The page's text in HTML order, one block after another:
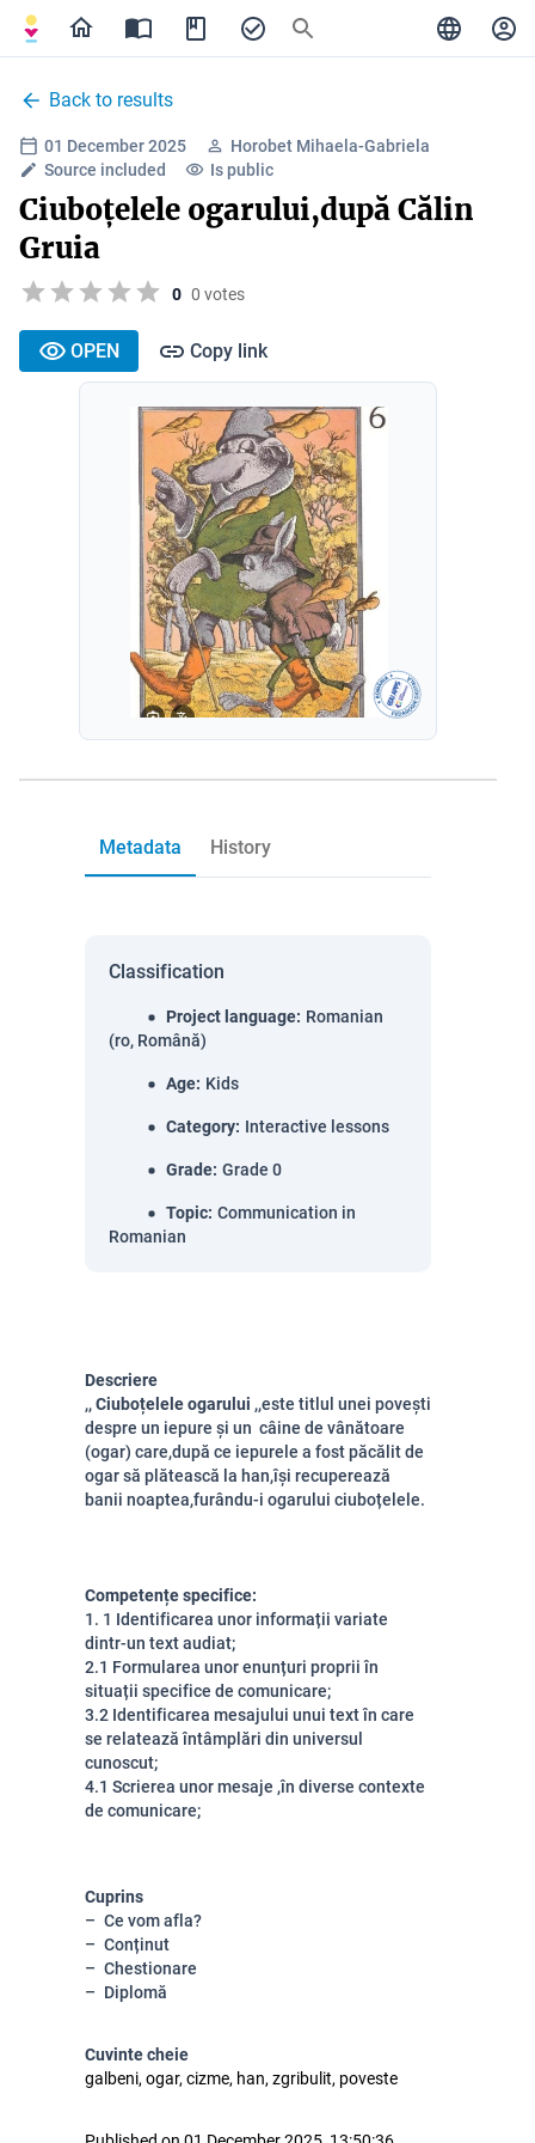
Back to results
01 December 2025
Horobet Mihaela-Gabriela
Source included
Is public
Ciuboțelele ogarului,după Călin
Gruia
0 0 votes
OPEN Copy link
Metadata History
Classification
Project language: Romanian
(ro, Română)
Age: Kids
Category: Interactive lessons
Grade: Grade 0
Topic: Communication in
Romanian
Descriere
,,Ciuboțelele ogarului ,,este titlul unei povești
despre un iepure și un câine de vânătoare
(ogar) care,după ce iepurele a fost păcălit de
ogar să plătească la han,își recuperează
banii noaptea,furându-i ogarului ciuboțelele.
Competențe specifice:
1. 1 Identificarea unor informații variate
dintr-un text audiat;
2.1 Formularea unor enunțuri proprii în
situații specifice de comunicare;
3.2 Identificarea mesajului unui text în care
se relatează întâmplări din universul
cunoscut;
4.1 Scrierea unor mesaje ,în diverse contexte
de comunicare;
Cuprins
Ce vom afla?
Conținut
Chestionare
Diplomă
Cuvinte cheie
galbeni, ogar, cizme, han, zgribulit, poveste